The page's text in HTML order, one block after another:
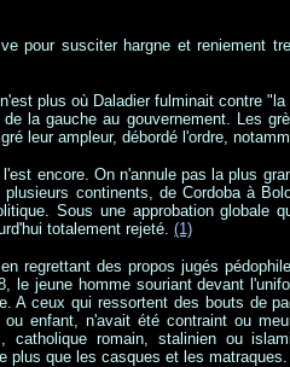
pour susciter hargne et reniement
plus où Daladier fulminait contre
la gauche au gouvernement. Les
leur ampleur, débordé l'ordre,
encore. On n'annule pas la plus
continents, de Cordoba à
Sous une approbation globale
totalement rejeté. (1)
regrettant des propos jugés
le jeune homme souriant devant
A ceux qui ressortent des bouts de
enfant, n'avait été contraint ou
catholique romain, stalinien ou
plus que les casques et les matraques.